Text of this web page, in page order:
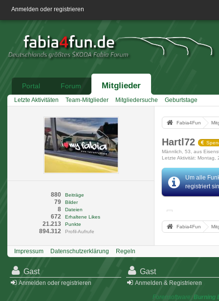
Anmelden oder registrieren
Portal Forum Mitglieder
Letzte Aktivitäten Team-Mitglieder Mitgliedersuche Geburtstage
Beiträge
880
Bilder
79
Dateien
8
Erhaltene Likes
672
Punkte
21.213
Profil-Aufrufe
894.312
Fabia4Fun
Hartl72
Männlich
53
aus
Letzte Aktivität
Montag,
Um alle
registriert
Fabia4Fun
Impressum Datenschutzerklärung Regeln
Gast
Anmelden oder registrieren
Gast
Anmelden & Registrieren
Forensoftware: Burning